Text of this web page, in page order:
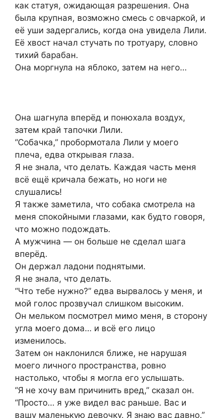
как статуя, ожидающая разрешения. Она
была крупная, возможно смесь с овчаркой, и
её уши задергались, когда она увидела Лили.
Её хвост начал стучать по тротуару, словно
тихий барабан.
Она моргнула на яблоко, затем на него…
Она шагнула вперёд и понюхала воздух,
затем край тапочки Лили.
“Собачка,” пробормотала Лили у моего
плеча, едва открывая глаза.
Я не знала, что делать. Каждая часть меня
всё ещё кричала бежать, но ноги не
слушались!
Я также заметила, что собака смотрела на
меня спокойными глазами, как будто говоря,
что можно подождать.
А мужчина — он больше не сделал шага
вперёд.
Он держал ладони поднятыми.
Я не знала, что делать.
“Что тебе нужно?” едва вырвалось у меня, и
мой голос прозвучал слишком высоким.
Он мельком посмотрел мимо меня, в сторону
угла моего дома… и всё его лицо
изменилось.
Затем он наклонился ближе, не нарушая
моего личного пространства, ровно
настолько, чтобы я могла его услышать.
“Я не хочу вам причинить вред,” сказал он.
“Просто… я уже видел вас раньше. Вас и
вашу маленькую девочку. Я знаю вас давно.”